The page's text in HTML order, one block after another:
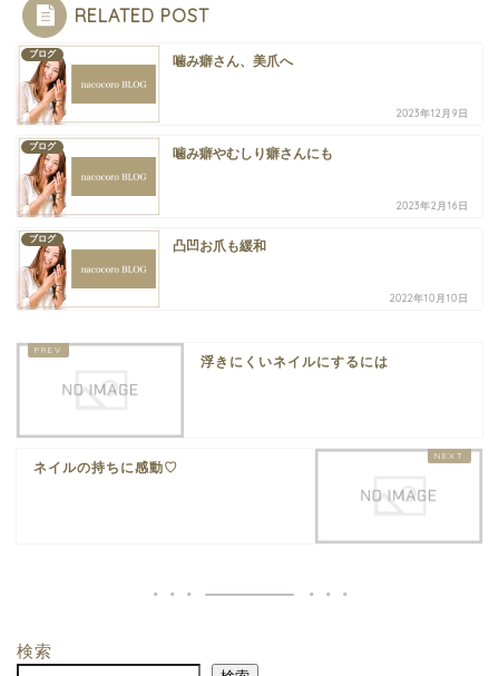
RELATED POST
ブログ 噛み癖さん、美爪へ
2023年12月9日
ブログ 噛み癖やむしり癖さんにも
2023年2月16日
ブログ 凸凹お爪も緩和
2022年10月10日
浮きにくいネイルにするには
ネイルの持ちに感動♡
検索